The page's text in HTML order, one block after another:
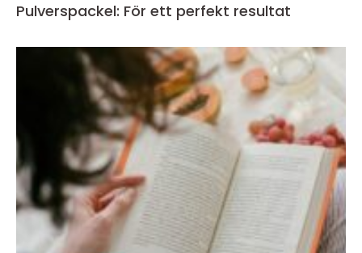
Pulverspackel: För ett perfekt resultat